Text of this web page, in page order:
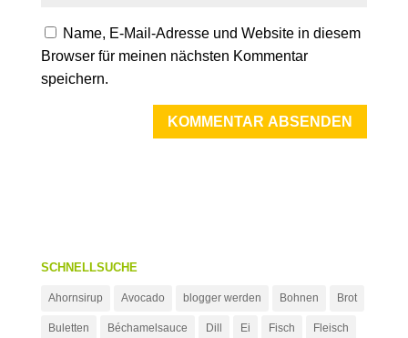
Name, E-Mail-Adresse und Website in diesem
Browser für meinen nächsten Kommentar
speichern.
SCHNELLSUCHE
Ahornsirup Avocado blogger werden Bohnen Brot
Buletten Béchamelsauce Dill Ei Fisch Fleisch